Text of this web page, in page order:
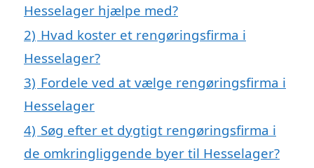
Hesselager hjælpe med?
2) Hvad koster et rengøringsfirma i
Hesselager?
3) Fordele ved at vælge rengøringsfirma i
Hesselager
4) Søg efter et dygtigt rengøringsfirma i
de omkringliggende byer til Hesselager?